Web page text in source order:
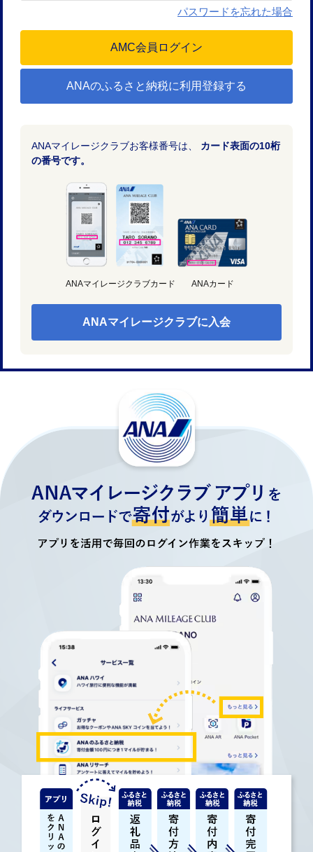
パスワードを忘れた場合
ANAのふるさと納税に利用登録する
ANAマイレージクラブお客様番号は、 カード表面の10桁
の番号です。
ANAマイレージクラブカード ANAカード
ANAマイレージクラブに入会